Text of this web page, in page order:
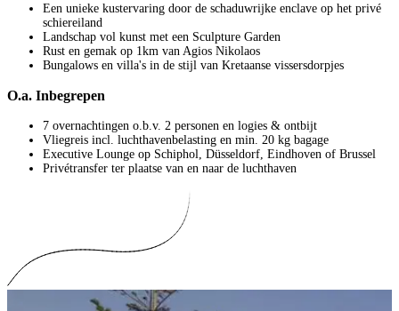
Een unieke kustervaring door de schaduwrijke enclave op het privé
schiereiland
Landschap vol kunst met een Sculpture Garden
Rust en gemak op 1km van Agios Nikolaos
Bungalows en villa's in de stijl van Kretaanse vissersdorpjes
O.a. Inbegrepen
7 overnachtingen o.b.v. 2 personen en logies & ontbijt
Vliegreis incl. luchthavenbelasting en min. 20 kg bagage
Executive Lounge op Schiphol, Düsseldorf, Eindhoven of Brussel
Privétransfer ter plaatse van en naar de luchthaven